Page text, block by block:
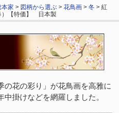
家 > 図柄から選ぶ >花鳥画 >冬 > 紅
【特価】 日本製
の花の彩り」が花鳥画を高雅に
掛けなどを網羅しました。